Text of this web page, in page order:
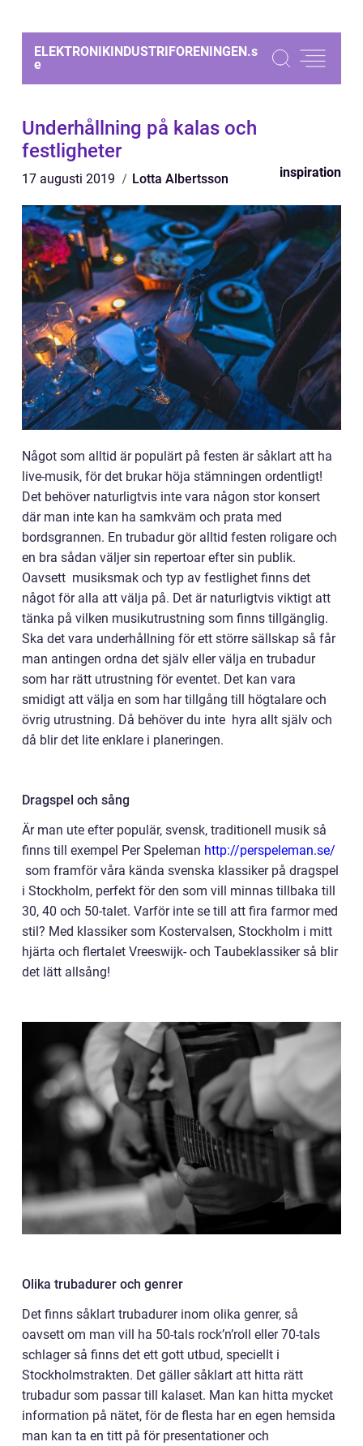
ELEKTRONIKINDUSTRIFORENINGEN.s
e
Underhållning på kalas och
festligheter
17 augusti 2019 Lotta Albertsson inspiration
Något som alltid är populärt på festen är såklart att ha
live-musik, för det brukar höja stämningen ordentligt!
Det behöver naturligtvis inte vara någon stor konsert
där man inte kan ha samkväm och prata med
bordsgrannen. En trubadur gör alltid festen roligare och
en bra sådan väljer sin repertoar efter sin publik.
Oavsett musiksmak och typ av festlighet finns det
något för alla att välja på. Det är naturligtvis viktigt att
tänka på vilken musikutrustning som finns tillgänglig.
Ska det vara underhållning för ett större sällskap så får
man antingen ordna det själv eller välja en trubadur
som har rätt utrustning för eventet. Det kan vara
smidigt att välja en som har tillgång till högtalare och
övrig utrustning. Då behöver du inte hyra allt själv och
då blir det lite enklare i planeringen.
Dragspel och sång
Är man ute efter populär, svensk, traditionell musik så
finns till exempel Per Speleman http://perspeleman.se/
som framför våra kända svenska klassiker på dragspel
i Stockholm, perfekt för den som vill minnas tillbaka till
30, 40 och 50-talet. Varför inte se till att fira farmor med
stil? Med klassiker som Kostervalsen, Stockholm i mitt
hjärta och flertalet Vreeswijk- och Taubeklassiker så blir
det lätt allsång!
Olika trubadurer och genrer
Det finns såklart trubadurer inom olika genrer, så
oavsett om man vill ha 50-tals rock’n’roll eller 70-tals
schlager så finns det ett gott utbud, speciellt i
Stockholmstrakten. Det gäller såklart att hitta rätt
trubadur som passar till kalaset. Man kan hitta mycket
information på nätet, för de flesta har en egen hemsida
man kan ta en titt på för presentationer och